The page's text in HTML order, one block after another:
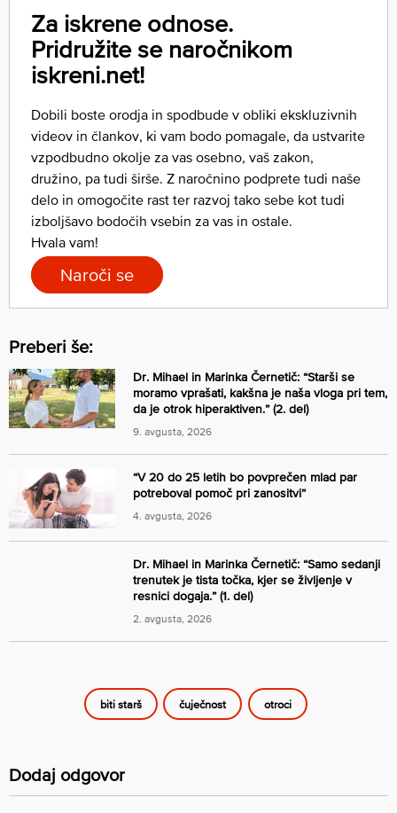
Za iskrene odnose.
Pridružite se naročnikom
iskreni.net!
Dobili boste orodja in spodbude v obliki ekskluzivnih
videov in člankov, ki vam bodo pomagale, da ustvarite
vzpodbudno okolje za vas osebno, vaš zakon,
družino, pa tudi širše. Z naročnino podprete tudi naše
delo in omogočite rast ter razvoj tako sebe kot tudi
izboljšavo bodočih vsebin za vas in ostale.
Hvala vam!
Naroči se
Preberi še:
Dr. Mihael in Marinka Černetič: “Starši se
moramo vprašati, kakšna je naša vloga pri tem,
da je otrok hiperaktiven.” (2. del)
9. avgusta, 2026
“V 20 do 25 letih bo povprečen mlad par
potreboval pomoč pri zanositvi”
4. avgusta, 2026
Dr. Mihael in Marinka Černetič: “Samo sedanji
trenutek je tista točka, kjer se življenje v
resnici dogaja.” (1. del)
2. avgusta, 2026
biti starš čuječnost otroci
Dodaj odgovor